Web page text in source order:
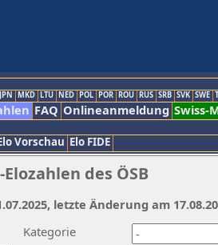
JPN MKD LTU NED POL POR ROU RUS SRB SVK SWE
FAQ Onlineanmeldung Swiss-
Vorschau Elo FIDE
des ÖSB
Kategorie
letzte Änderung am